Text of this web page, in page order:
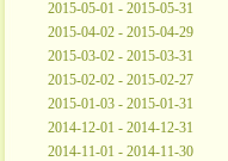
2015-05-01 - 2015-05-31
2015-04-02 - 2015-04-29
2015-03-02 - 2015-03-31
2015-02-02 - 2015-02-27
2015-01-03 - 2015-01-31
2014-12-01 - 2014-12-31
2014-11-01 - 2014-11-30